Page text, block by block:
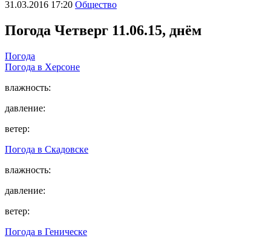
31.03.2016 17:20 Общество
Погода Четверг 11.06.15, днём
Погода
Погода в Херсоне
влажность:
давление:
ветер:
Погода в Скадовске
влажность:
давление:
ветер:
Погода в Геническе